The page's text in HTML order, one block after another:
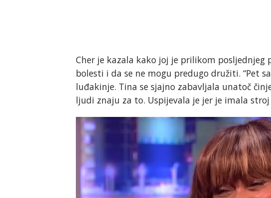
Cher je kazala kako joj je prilikom
bolesti i da se ne mogu predugo družiti. “Pet
luđakinje. Tina se sjajno zabavljala unatoč
ljudi znaju za to. Uspijevala je jer je imala